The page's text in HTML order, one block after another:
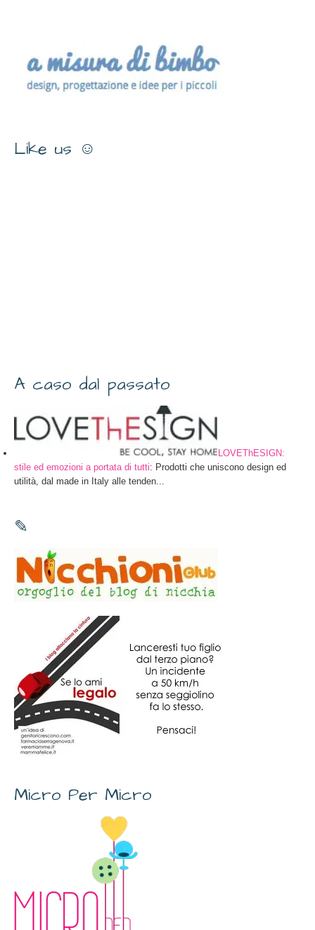
Like us ☺
A caso dal passato
LOVEThESIGN:
stile ed emozioni a portata di tutti: Prodotti che uniscono design ed
utilità, dal made in Italy alle tenden...
✎
Micro Per Micro